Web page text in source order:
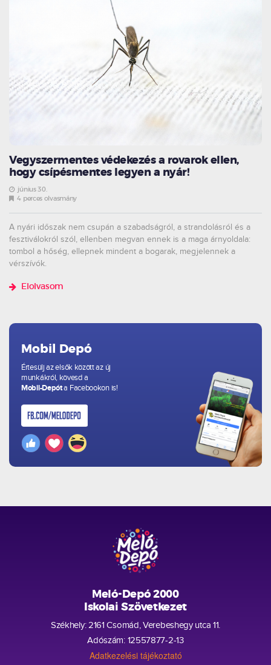
Vegyszermentes védekezés a rovarok ellen,
hogy csípésmentes legyen a nyár!
június 30.
4 perces olvasmány
A nyári időszak nem csupán a szabadságról, a strandolásról és a
fesztiválokról szól, ellenben megvan ennek is a maga árnyoldala:
tombol a hőség, ellepnek mindent a bogarak, megjelennek a
vérszívók.
Elolvasom
Mobil Depó
Értesülj az elsők között az új
munkákról, kövesd a
Mobil-Depóta Facebookon is!
Meló-Depó 2000
Iskolai Szövetkezet
Székhely: 2161 Csomád, Verebeshegy utca 11.
Adószám: 12557877-2-13
Adatkezelési tájékoztató